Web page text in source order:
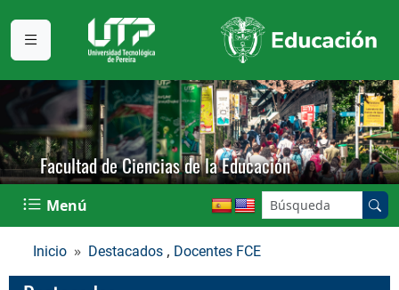
Facultad de Ciencias de la Educación
Menú Buscar en el sitio:
Inicio Destacados , Docentes FCE